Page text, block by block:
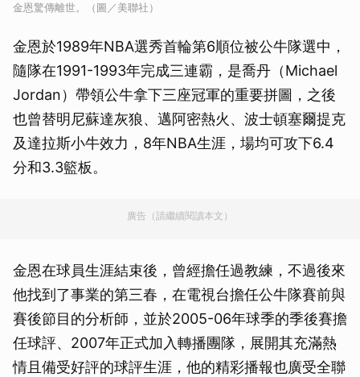
金恩驚傳離世。（圖／美聯社）
金恩於1989年NBA選秀首輪第6順位被公牛隊選中，
隨隊在1991-1993年完成三連霸，是喬丹（Michael
Jordan）帶領公牛拿下三座冠軍的重要拼圖，之後
也曾替明尼蘇達灰狼、邁阿密熱火、波士頓塞爾提克
及達拉斯小牛效力，8年NBA生涯，場均可攻下6.4
分和3.3籃板。
廣告（請繼續閱讀本文）
金恩在球員生涯結束後，曾經擔任過教練，不過後來
他找到了事業的第三春，在電視台擔任公牛隊賽前與
賽後節目的分析師，並於2005-06年球季的季後賽擔
任球評、2007年正式加入轉播團隊，展開其充滿熱
情且備受好評的球評生涯，他的精彩播報也廣受全聯